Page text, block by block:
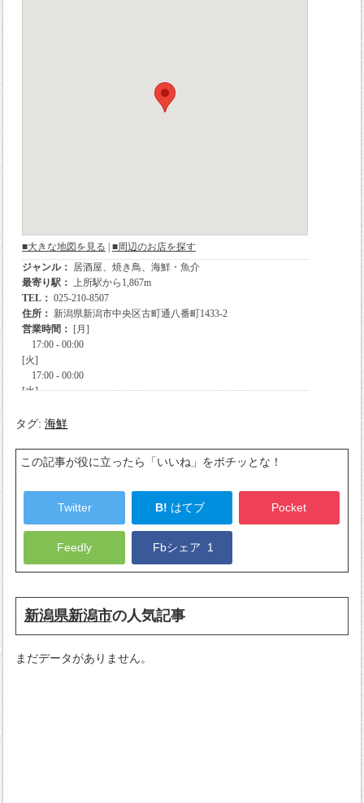
タグ:海鮮
この記事が役に立ったら「いいね」をポチッとな！
Twitter B! はてブ Pocket
Feedly Fbシェア 1
新潟県新潟市の人気記事
まだデータがありません。